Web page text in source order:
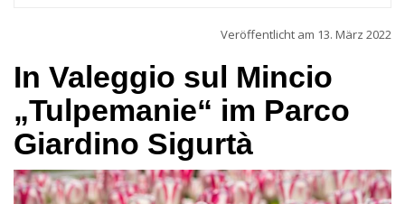
Veröffentlicht am 13. März 2022
In Valeggio sul Mincio
„Tulpemanie“ im Parco
Giardino Sigurtà